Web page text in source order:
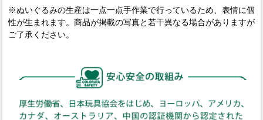
※ぬいぐるみの生産は一点一点手作業で行っているため、表情に個
性が生まれます。商品が掲載の写真と若干異なる場合がありますが
ご了承ください。